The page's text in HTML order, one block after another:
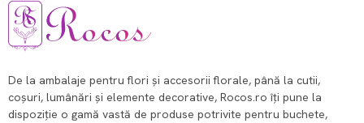
De la ambalaje pentru flori și accesorii florale, până la cutii,
coșuri, lumânări și elemente decorative, Rocos.ro îți pune la
dispoziție o gamă vastă de produse potrivite pentru buchete,